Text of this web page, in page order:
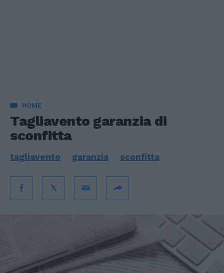
HOME
Tagliavento garanzia di
sconfitta
tagliavento garanzia sconfitta